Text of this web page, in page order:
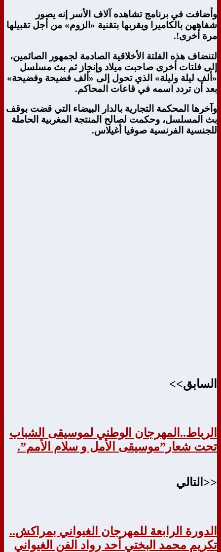
وأضافت في برنامج تشاهده آلاف الأسر إنه يصور
شفاههن بالكاميرا ويقربها بتقنية «الزوم» من أجل تقبيلها
مرة أخرى!.
لتنضاف هذه الفلتة الأخلاقية الصادمة لجمهور الصائمين،
إلى فلتات أخرى صاحبت ميلاد وإنجاز ثم بث مسلسل
«ألف ليلة وليلة» الذي تحول إلى «ألف فضيحة وفضيحة»
بعد أن تردد اسمه في قاعات المحاكم.
وآخرها المحكمة التجارية بالدار البيضاء التي قضت بوقف
بث المسلسل، وحكمت لصالح المنتجة المغربية الحاملة
للجنسية الفرنسية صوفيا أغيلاس.
السابق>>
الرباط..المهرجان الوطني لموسيقى الشباب
تحت شعار”موسيقى الأمل و سلام الأمم”.
<<التالي
الدورة الرابعة للمهرجان الغيواني بمراكش..
تكريم محمد البختي أحد رواد الفن الغيواني